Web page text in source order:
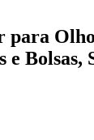
para
Bolsas,